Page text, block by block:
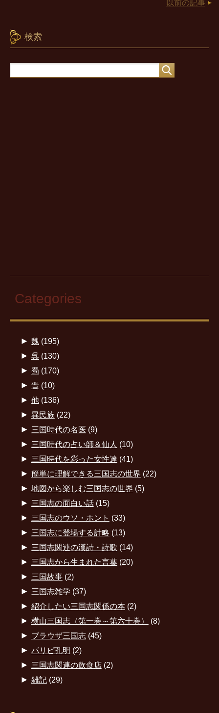
以前の記事
検索
Categories
► 魏 (195)
► 呉(130)
► 蜀 (170)
► 晋(10)
► 他(136)
► 異民族(22)
► 三国時代の名医 (9)
► 三国時代の占い師＆仙人 (10)
► 三国時代を彩った女性達 (41)
► 簡単に理解できる三国志の世界 (22)
► 地図から楽しむ三国志の世界 (5)
► 三国志の面白い話(15)
► 三国志のウソ・ホント (33)
► 三国志に登場する計略 (13)
► 三国志関連の漢詩・詩歌 (14)
► 三国志から生まれた言葉(20)
► 三国故事(2)
► 三国志雑学 (37)
► 紹介したい三国志関係の本(2)
► 横山三国志（第一巻～第六十巻） (8)
► ブラウザ三国志(45)
► パリピ孔明 (2)
► 三国志関連の飲食店(2)
► 雑記(29)